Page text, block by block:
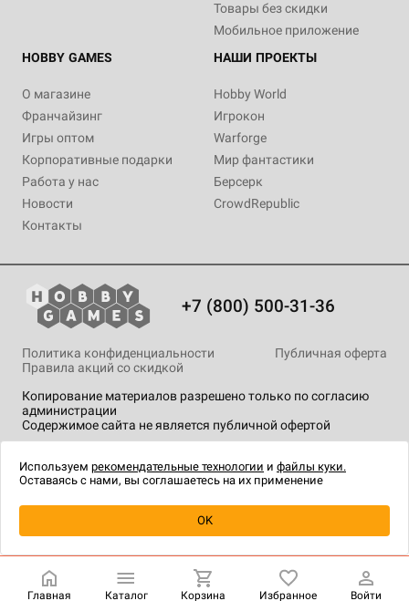
Купить
Товары без скидки
Мобильное приложение
HOBBY GAMES
О магазине
Франчайзинг
Игры оптом
Корпоративные подарки
Работа у нас
Новости
Контакты
НАШИ ПРОЕКТЫ
Hobby World
Игрокон
Warforge
Мир фантастики
Берсерк
CrowdRepublic
+7 (800) 500-31-36
Копирование материалов разрешено только по согласию
администрации
Содержимое сайта не является публичной офертой
Политика конфиденциальности
Публичная оферта
Правила акций со скидкой
технологии.
Главная Каталог Корзина Избранное Войти
Используем рекомендательные технологии и файлы куки.
Оставаясь с нами, вы соглашаетесь на их применение
OK